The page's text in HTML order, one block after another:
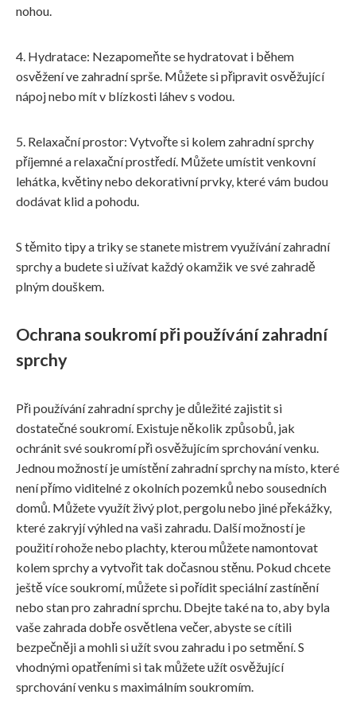
nohou.
4. Hydratace: Nezapomeňte se hydratovat i během
osvěžení ve zahradní sprše. Můžete si připravit osvěžující
nápoj nebo mít v blízkosti láhev s vodou.
5. Relaxační prostor: Vytvořte si kolem zahradní sprchy
příjemné a relaxační prostředí. Můžete umístit venkovní
lehátka, květiny nebo dekorativní prvky, které vám budou
dodávat klid a pohodu.
S těmito tipy a triky se stanete mistrem využívání zahradní
sprchy a budete si užívat každý okamžik ve své zahradě
plným douškem.
Ochrana soukromí při používání zahradní
sprchy
Při používání zahradní sprchy je důležité zajistit si
dostatečné soukromí. Existuje několik způsobů, jak
ochránit své soukromí při osvěžujícím sprchování venku.
Jednou možností je umístění zahradní sprchy na místo, které
není přímo viditelné z okolních pozemků nebo sousedních
domů. Můžete využít živý plot, pergolu nebo jiné překážky,
které zakryjí výhled na vaši zahradu. Další možností je
použití rohože nebo plachty, kterou můžete namontovat
kolem sprchy a vytvořit tak dočasnou stěnu. Pokud chcete
ještě více soukromí, můžete si pořídit speciální zastínění
nebo stan pro zahradní sprchu. Dbejte také na to, aby byla
vaše zahrada dobře osvětlena večer, abyste se cítili
bezpečněji a mohli si užít svou zahradu i po setmění. S
vhodnými opatřeními si tak můžete užít osvěžující
sprchování venku s maximálním soukromím.